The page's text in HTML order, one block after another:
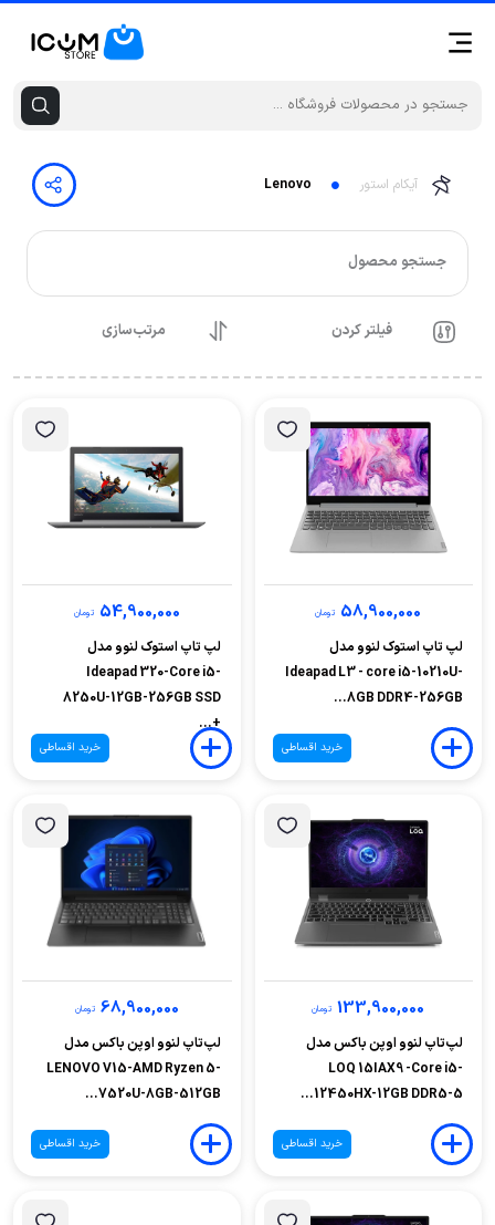
آیکام استور Lenovo
جستجو محصول
فیلتر کردن مرتب‌سازی
58,900,000 تومان
لپ تاپ استوک لنوو مدل
Ideapad L3 - core i5-10210U-
8GB DDR4-256GB...
خرید اقساطی
54,900,000 تومان
لپ تاپ استوک لنوو مدل
Ideapad 320-Core i5-
8250U-12GB-256GB SSD
+...
خرید اقساطی
133,900,000 تومان
لپ‌تاپ لنوو اوپن باکس مدل
LOQ 15IAX9 -Core i5-
12450HX-12GB DDR5-5...
خرید اقساطی
68,900,000 تومان
لپ‌تاپ لنوو اوپن باکس مدل
LENOVO V15-AMD Ryzen 5-
7520U-8GB-512GB...
خرید اقساطی